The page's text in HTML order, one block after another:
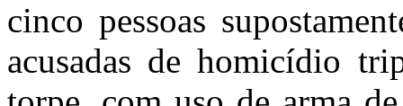
cinco pessoas
acusadas de homicídio